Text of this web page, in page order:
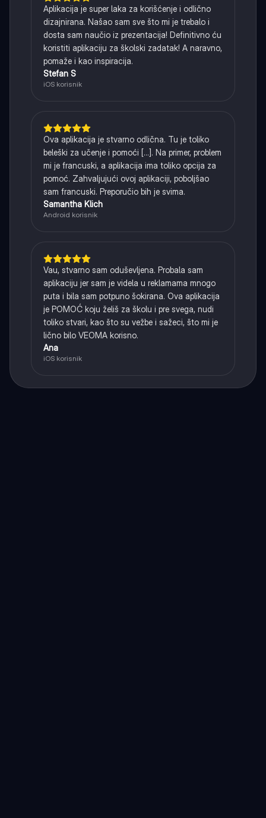
Aplikacija je super laka za korišćenje i odlično
dizajnirana. Našao sam sve što mi je trebalo i
dosta sam naučio iz prezentacija! Definitivno ću
koristiti aplikaciju za školski zadatak! A naravno,
pomaže i kao inspiracija.
Stefan S
iOS korisnik
Ova aplikacija je stvarno odlična. Tu je toliko
beleški za učenje i pomoći [...]. Na primer, problem
mi je francuski, a aplikacija ima toliko opcija za
pomoć. Zahvaljujući ovoj aplikaciji, poboljšao
sam francuski. Preporučio bih je svima.
Samantha Klich
Android korisnik
Vau, stvarno sam oduševljena. Probala sam
aplikaciju jer sam je videla u reklamama mnogo
puta i bila sam potpuno šokirana. Ova aplikacija
je POMOĆ koju želiš za školu i pre svega, nudi
toliko stvari, kao što su vežbe i sažeci, što mi je
lično bilo VEOMA korisno.
Ana
iOS korisnik